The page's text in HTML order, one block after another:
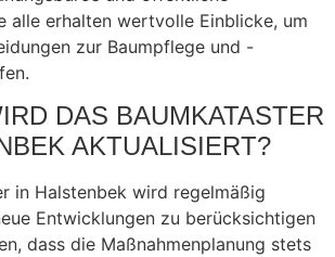
alle erhalten wertvolle Einblicke, um
zur Baumpflege und -
DAS BAUMKATASTER
AKTUALISIERT?
in Halstenbek wird regelmäßig
Entwicklungen zu berücksichtigen
dass die Maßnahmenplanung stets